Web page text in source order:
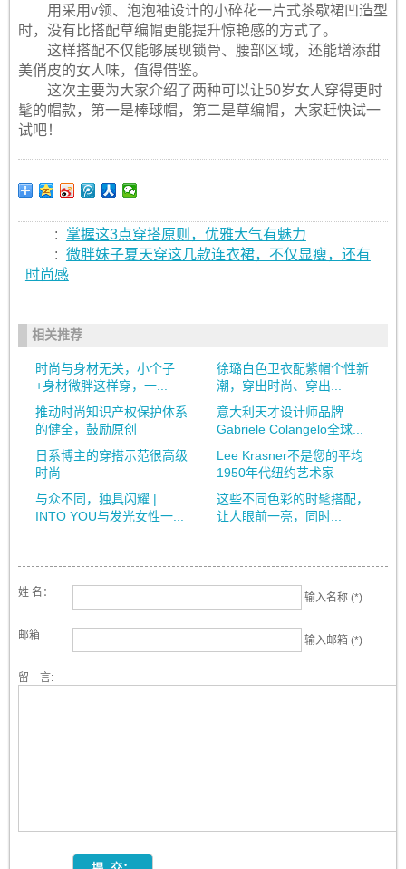
用采用v领、泡泡袖设计的小碎花一片式茶歇裙凹造型
时，没有比搭配草编帽更能提升惊艳感的方式了。
这样搭配不仅能够展现锁骨、腰部区域，还能增添甜
美俏皮的女人味，值得借鉴。
这次主要为大家介绍了两种可以让50岁女人穿得更时
髦的帽款，第一是棒球帽，第二是草编帽，大家赶快试一
试吧！
:
掌握这3点穿搭原则，优雅大气有魅力
: 微胖妹子夏天穿这几款连衣裙，不仅显瘦，还有
时尚感
相关推荐
时尚与身材无关，小个子
+身材微胖这样穿，一...
徐璐白色卫衣配紫帽个性新
潮，穿出时尚、穿出...
推动时尚知识产权保护体系
的健全，鼓励原创
意大利天才设计师品牌
Gabriele Colangelo全球...
日系博主的穿搭示范很高级
时尚
Lee Krasner不是您的平均
1950年代纽约艺术家
与众不同，独具闪耀 |
INTO YOU与发光女性一...
这些不同色彩的时髦搭配，
让人眼前一亮，同时...
姓 名： 输入名称 (*)
邮箱 输入邮箱 (*)
留 言: